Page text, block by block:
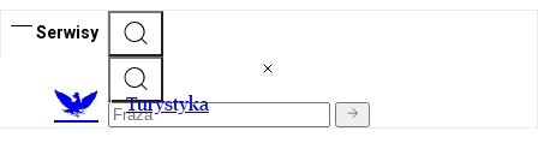
Serwisy
Turystyka